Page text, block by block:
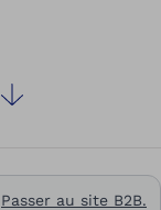
Passer au site B2B.